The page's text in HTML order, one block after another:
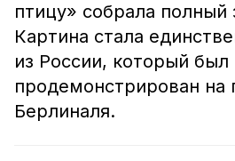
птицу» собрала полный
Картина стала
из России, который был
продемонстрирован на
Берлиналя.